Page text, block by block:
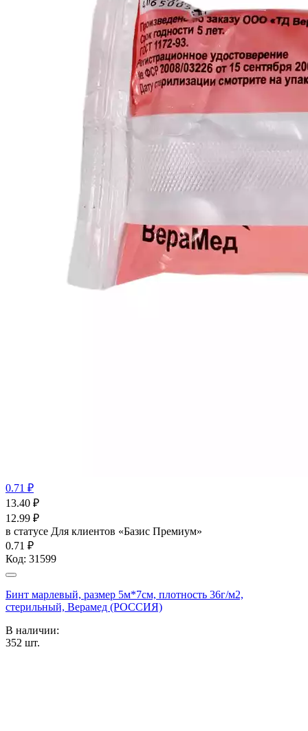
0.71 ₽
13.40 ₽
12.99 ₽
в статусе Для клиентов «Базис Премиум»
0.71 ₽
Код: 31599
Бинт марлевый, размер 5м*7см, плотность 36г/м2,
стерильный, Верамед (РОССИЯ)
В наличии:
352 шт.